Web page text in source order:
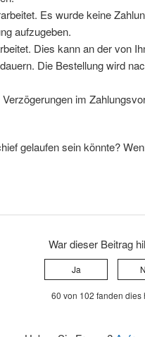
Es wurde keine
aufzugeben.
Dies kann an der von
Die Bestellung wird
im
gelaufen sein könnte?
War dieser Beitrag
Ja
60 von 102 fanden dies